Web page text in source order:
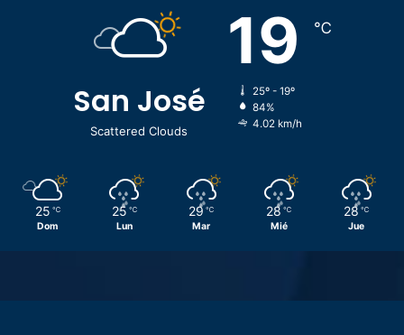
San José
Scattered Clouds
19 ℃
25º - 19º
84%
4.02 km/h
25 ℃
Dom
25 ℃
Lun
29 ℃
Mar
28 ℃
Mié
28 ℃
Jue